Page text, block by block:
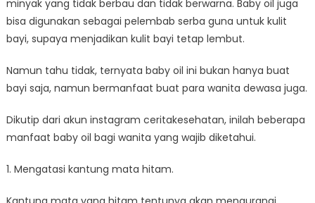
minyak yang tidak berbau dan tidak berwarna. Baby oil juga
bisa digunakan sebagai pelembab serba guna untuk kulit
bayi, supaya menjadikan kulit bayi tetap lembut.
Namun tahu tidak, ternyata baby oil ini bukan hanya buat
bayi saja, namun bermanfaat buat para wanita dewasa juga.
Dikutip dari akun instagram ceritakesehatan, inilah beberapa
manfaat baby oil bagi wanita yang wajib diketahui.
1. Mengatasi kantung mata hitam.